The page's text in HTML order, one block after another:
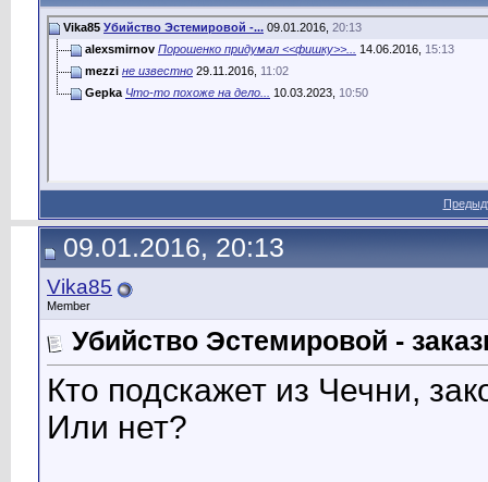
Vika85 Убийство Эстемировой -... 09.01.2016, 20:13
alexsmirnov Порошенко придумал <<фишку>>... 14.06.2016, 15:13
mezzi не известно 29.11.2016, 11:02
Gepka Что-то похоже на дело... 10.03.2023, 10:50
09.01.2016, 20:13
Vika85
Member
Убийство Эстемировой -
Кто подскажет из Чечни,
Или нет?